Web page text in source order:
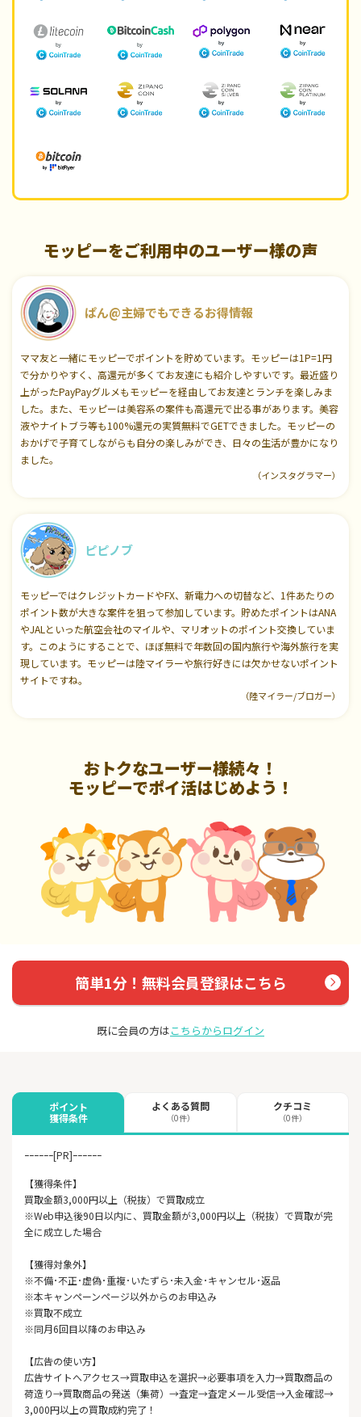
モッピーをご利用中のユーザー様の声
ぱん@主婦でもできるお得情報
ママ友と一緒にモッピーでポイントを貯めています。モッピーは1P=1円
で分かりやすく、高還元が多くてお友達にも紹介しやすいです。最近盛り
上がったPayPayグルメもモッピーを経由してお友達とランチを楽しみま
した。また、モッピーは美容系の案件も高還元で出る事があります。美容
液やナイトブラ等も100%還元の実質無料でGETできました。モッピーの
おかげで子育てしながらも自分の楽しみができ、日々の生活が豊かになり
ました。
（インスタグラマー）
ピピノブ
モッピーではクレジットカードやFX、新電力への切替など、1件あたりの
ポイント数が大きな案件を狙って参加しています。貯めたポイントはANA
やJALといった航空会社のマイルや、マリオットのポイント交換していま
す。このようにすることで、ほぼ無料で年数回の国内旅行や海外旅行を実
現しています。モッピーは陸マイラーや旅行好きには欠かせないポイント
サイトですね。
（陸マイラー/ブロガー）
おトクなユーザー様続々！
モッピーでポイ活はじめよう！
簡単1分！無料会員登録はこちら
既に会員の方はこちらからログイン
ポイント
獲得条件
よくある質問
（0件）
クチコミ
（0件）
ｰｰｰｰｰｰ[PR]ｰｰｰｰｰｰ
【獲得条件】
買取金額3,000円以上（税抜）で買取成立
※Web申込後90日以内に、買取金額が3,000円以上（税抜）で買取が完
全に成立した場合
【獲得対象外】
※不備･不正･虚偽･重複･いたずら･未入金･キャンセル･返品
※本キャンペーンページ以外からのお申込み
※買取不成立
※同月6回目以降のお申込み
【広告の使い方】
広告サイトへアクセス→買取申込を選択→必要事項を入力→買取商品の
荷造り→買取商品の発送（集荷）→査定→査定メール受信→入金確認→
3,000円以上の買取成約完了！